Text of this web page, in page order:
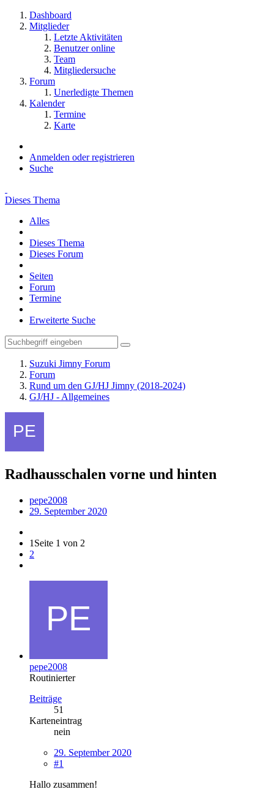
Dashboard
Mitglieder
Letzte Aktivitäten
Benutzer online
Team
Mitgliedersuche
Forum
Unerledigte Themen
Kalender
Termine
Karte
Anmelden oder registrieren
Suche
Dieses Thema
Alles
Dieses Thema
Dieses Forum
Seiten
Forum
Termine
Erweiterte Suche
Suzuki Jimny Forum
Forum
Rund um den GJ/HJ Jimny (2018-2024)
GJ/HJ - Allgemeines
Radhausschalen vorne und hinten
pepe2008
29. September 2020
1 Seite 1 von 2
2
pepe2008
Routinierter
Beiträge
51
Karteneintrag
nein
29. September 2020
#1
Hallo zusammen!